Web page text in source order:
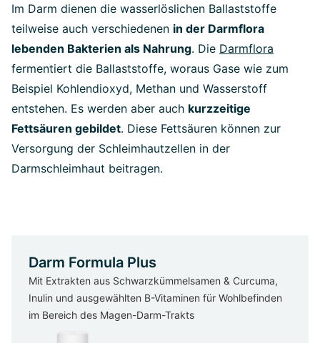
Im Darm dienen die wasserlöslichen Ballaststoffe
teilweise auch verschiedenen in der Darmflora
lebenden Bakterien als Nahrung. Die Darmflora
fermentiert die Ballaststoffe, woraus Gase wie zum
Beispiel Kohlendioxyd, Methan und Wasserstoff
entstehen. Es werden aber auch kurzzeitige
Fettsäuren gebildet. Diese Fettsäuren können zur
Versorgung der Schleimhautzellen in der
Darmschleimhaut beitragen.
Darm Formula Plus
Mit Extrakten aus Schwarzkümmelsamen & Curcuma,
Inulin und ausgewählten B-Vitaminen für Wohlbefinden
im Bereich des Magen-Darm-Trakts